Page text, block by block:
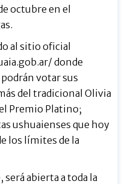
octubre en el
al sitio oficial
donde
votar sus
del tradicional Olivia
Premio Platino;
ushuaienses que hoy
los límites de la
abierta a toda la